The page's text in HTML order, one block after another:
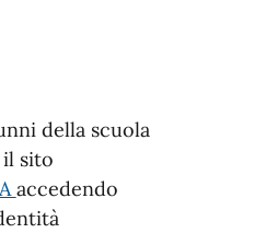
della scuola
sito
accedendo